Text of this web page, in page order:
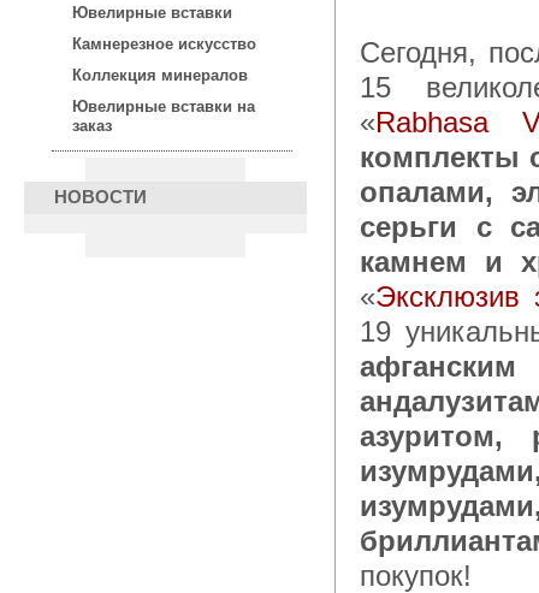
Ювелирные вставки
Камнерезное искусство
Коллекция минералов
Ювелирные вставки на
заказ
НОВОСТИ
Сегодня,
15
«Rabhasa
комплекты
опалами,
серьги с
камнем и
«Эксклюзив
19
покупок!